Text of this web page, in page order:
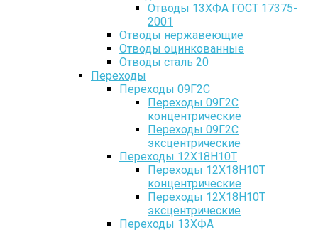
Отводы 13ХФА ГОСТ 17375-
2001
Отводы нержавеющие
Отводы оцинкованные
Отводы сталь 20
Переходы
Переходы 09Г2С
Переходы 09Г2С
концентрические
Переходы 09Г2С
эксцентрические
Переходы 12Х18Н10Т
Переходы 12Х18Н10Т
концентрические
Переходы 12Х18Н10Т
эксцентрические
Переходы 13ХФА